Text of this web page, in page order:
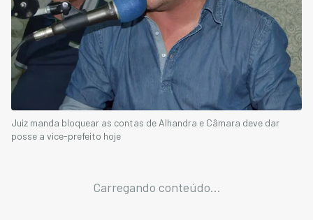
Juiz manda bloquear as contas de Alhandra e Câmara deve dar
posse a vice-prefeito hoje
Carregando conteúdo...